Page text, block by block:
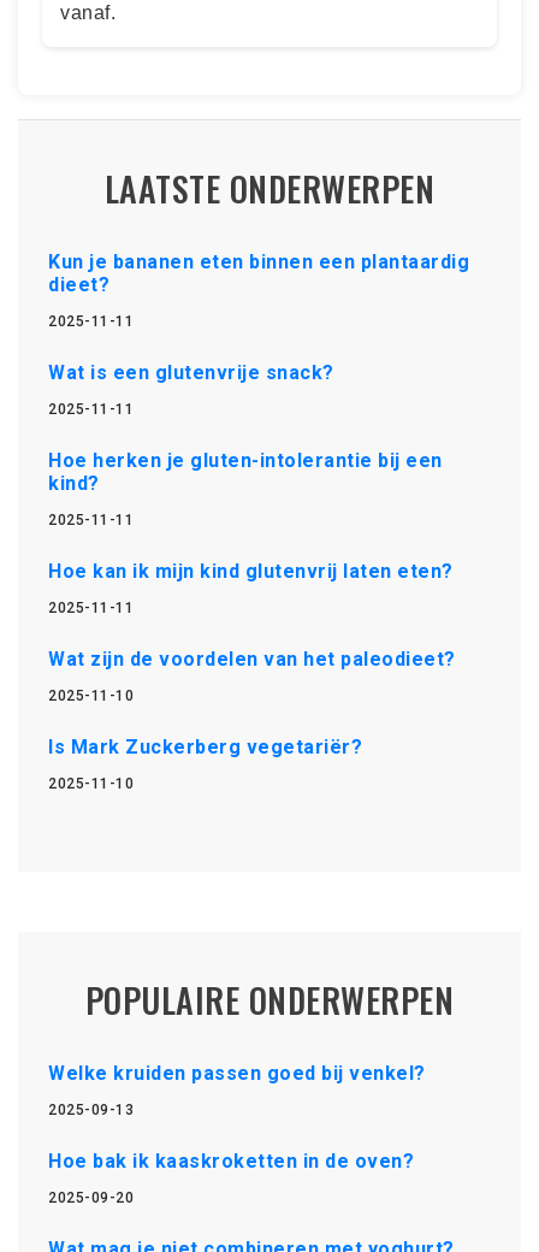
vanaf.
LAATSTE ONDERWERPEN
Kun je bananen eten binnen een plantaardig
dieet?
2025-11-11
Wat is een glutenvrije snack?
2025-11-11
Hoe herken je gluten-intolerantie bij een
kind?
2025-11-11
Hoe kan ik mijn kind glutenvrij laten eten?
2025-11-11
Wat zijn de voordelen van het paleodieet?
2025-11-10
Is Mark Zuckerberg vegetariër?
2025-11-10
POPULAIRE ONDERWERPEN
Welke kruiden passen goed bij venkel?
2025-09-13
Hoe bak ik kaaskroketten in de oven?
2025-09-20